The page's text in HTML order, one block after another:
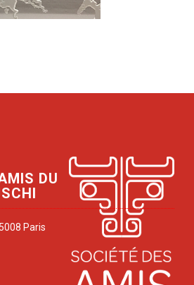
DU
Paris